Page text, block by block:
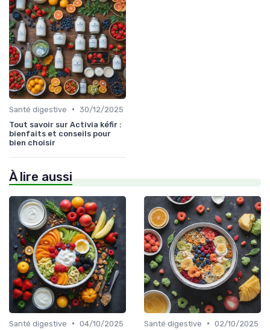
Santé digestive • 30/12/2025
Tout savoir sur Activia kéfir :
bienfaits et conseils pour
bien choisir
À lire aussi
Santé digestive • 04/10/2025
Santé digestive • 02/10/2025